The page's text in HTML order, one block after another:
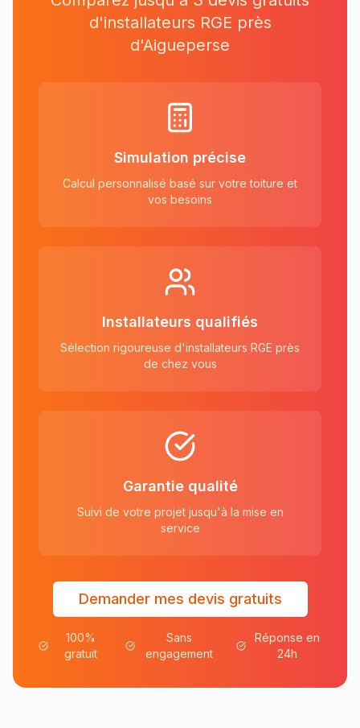
d'installateurs RGE près
d'Aigueperse
Simulation précise
Calcul personnalisé basé sur votre toiture et
vos besoins
Installateurs qualifiés
Sélection rigoureuse d'installateurs RGE près
de chez vous
Garantie qualité
Suivi de votre projet jusqu'à la mise en
service
Demander mes devis gratuits
100%
gratuit
Sans
engagement
Réponse en
24h